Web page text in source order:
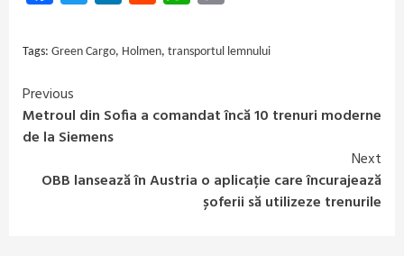
Tags: Green Cargo, Holmen, transportul lemnului
Continue
Reading
Previous
Metroul din Sofia a comandat încă 10 trenuri moderne
de la Siemens
Next
OBB lansează în Austria o aplicație care încurajează
șoferii să utilizeze trenurile